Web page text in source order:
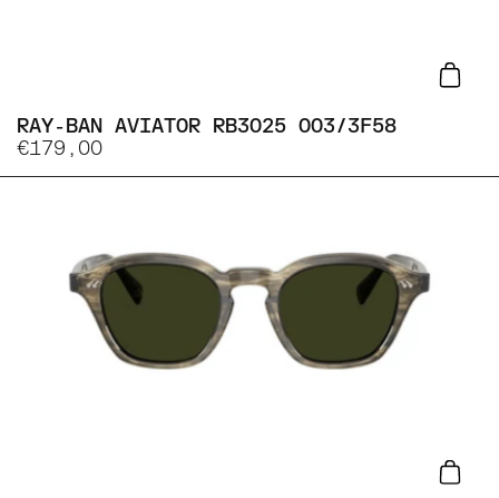
RAY-BAN AVIATOR RB3025 003/3F58
€179,00